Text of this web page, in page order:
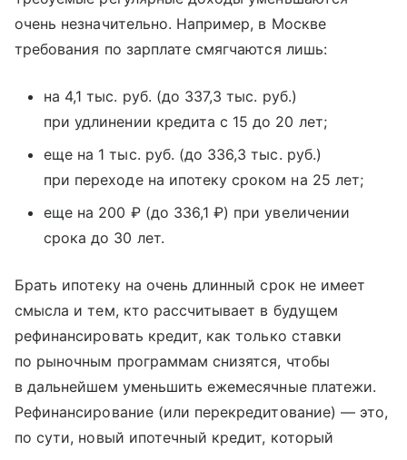
очень незначительно. Например, в Москве
требования по зарплате смягчаются лишь:
на 4,1 тыс. руб. (до 337,3 тыс. руб.)
при удлинении кредита с 15 до 20 лет;
еще на 1 тыс. руб. (до 336,3 тыс. руб.)
при переходе на ипотеку сроком на 25 лет;
еще на 200 ₽ (до 336,1 ₽) при увеличении
срока до 30 лет.
Брать ипотеку на очень длинный срок не имеет
смысла и тем, кто рассчитывает в будущем
рефинансировать кредит, как только ставки
по рыночным программам снизятся, чтобы
в дальнейшем уменьшить ежемесячные платежи.
Рефинансирование (или перекредитование) — это,
по сути, новый ипотечный кредит, который